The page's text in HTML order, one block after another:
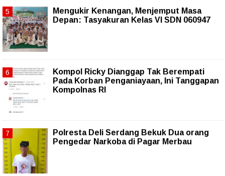
Mengukir Kenangan, Menjemput Masa
Depan: Tasyakuran Kelas VI SDN 060947
Kompol Ricky Dianggap Tak Berempati
Pada Korban Penganiayaan, Ini Tanggapan
Kompolnas RI
Polresta Deli Serdang Bekuk Dua orang
Pengedar Narkoba di Pagar Merbau